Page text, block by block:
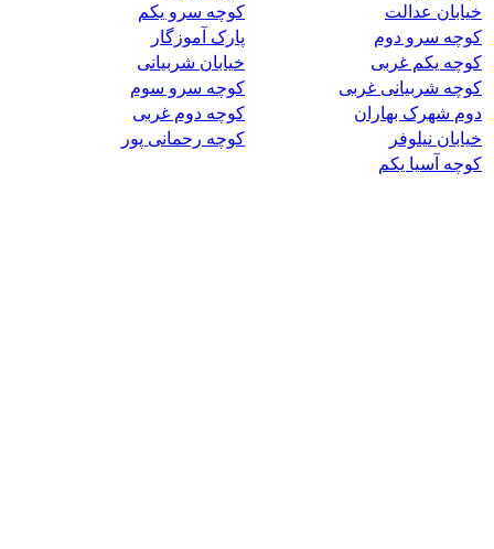
خیابان عدالت
کوچه سرو یکم
کوچه سرو دوم
پارک آموزگار
کوچه یکم غربی
خیابان شربیانی
کوچه شربیانی غربی
کوچه سرو سوم
دوم شهرک بهاران
کوچه دوم غربی
خیابان نیلوفر
کوچه رحمانی پور
کوچه آسیا یکم